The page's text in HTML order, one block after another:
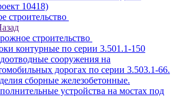
10418)
строительство
строительство
контурные по серии 3.501.1-150
сооружения на
дорогах по серии 3.503.1-66.
сборные железобетонные.
устройства на мостах под